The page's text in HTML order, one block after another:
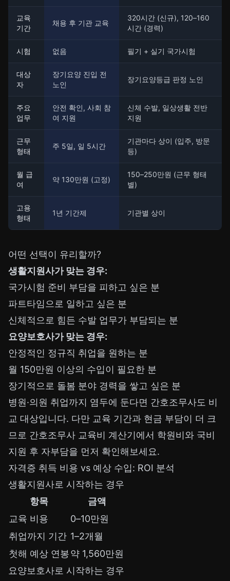
교육
기간
채용 후 기관 교육
320시간 (신규), 120–160
시간 (경력)
시험 없음 필기 + 실기 국가시험
대상
자
장기요양 진입 전
노인
장기요양등급 판정 노인
주요
업무
안전 확인, 사회 참
여 지원
신체 수발, 일상생활 전반
지원
근무
형태
주 5일, 일 5시간
기관마다 상이 (입주, 방문
등)
월 급
여
약 130만원 (고정)
150–250만원 (근무 형태
별)
고용
형태
1년 기간제 기관별 상이
어떤 선택이 유리할까?
생활지원사가 맞는 경우:
국가시험 준비 부담을 피하고 싶은 분
파트타임으로 일하고 싶은 분
신체적으로 힘든 수발 업무가 부담되는 분
요양보호사가 맞는 경우:
안정적인 정규직 취업을 원하는 분
월 150만원 이상의 수입이 필요한 분
장기적으로 돌봄 분야 경력을 쌓고 싶은 분
병원·의원 취업까지 염두에 둔다면 간호조무사도 비
교 대상입니다. 다만 교육 기간과 현금 부담이 더 크
므로 간호조무사 교육비 계산기에서 학원비와 국비
지원 후 자부담을 먼저 확인해보세요.
자격증 취득 비용 vs 예상 수입: ROI 분석
생활지원사로 시작하는 경우
항목
금액
교육 비용
0–10만원
취업까지 기간 1–2개월
첫해 예상 연봉약 1,560만원
요양보호사로 시작하는 경우